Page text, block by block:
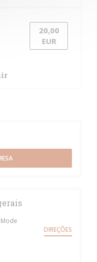
20,00
EUR
janela))
DIREÇÕES